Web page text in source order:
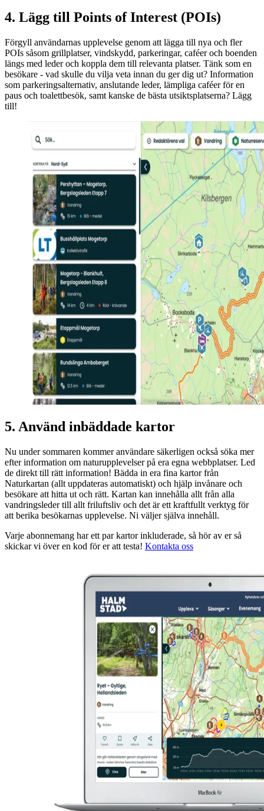
4. Lägg till Points of Interest (POIs)
Förgyll användarnas upplevelse genom att lägga till nya och fler
POIs såsom grillplatser, vindskydd, parkeringar, caféer och boenden
längs med leder och koppla dem till relevanta platser. Tänk som en
besökare - vad skulle du vilja veta innan du ger dig ut? Information
som parkeringsalternativ, anslutande leder, lämpliga caféer för en
paus och toalettbesök, samt kanske de bästa utsiktsplatserna? Lägg
till!
5. Använd inbäddade kartor
Nu under sommaren kommer användare säkerligen också söka mer
efter information om naturupplevelser på era egna webbplatser. Led
de direkt till rätt information! Bädda in era fina kartor från
Naturkartan (allt uppdateras automatiskt) och hjälp invånare och
besökare att hitta ut och rätt. Kartan kan innehålla allt från alla
vandringsleder till allt friluftsliv och det är ett kraftfullt verktyg för
att berika besökarnas upplevelse. Ni väljer själva innehåll.
Varje abonnemang har ett par kartor inkluderade, så hör av er så
skickar vi över en kod för er att testa! Kontakta oss